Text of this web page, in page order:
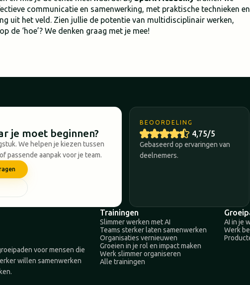
communicatie en samenwerking, met praktische technieken en
uit het veld. Zien jullie de potentie van multidisciplinair werken,
de ‘hoe’? We denken graag met je mee!
je moet beginnen?
We helpen je kiezen tussen
passende aanpak voor je team.
BEOORDELING
4,75/5
Gebaseerd op ervaringen van
deelnemers.
voor mensen die
willen samenwerken
Trainingen
Slimmer werken met AI
Teams sterker laten samenwerken
Organisaties vernieuwen
Groeien in je rol en impact maken
Werk slimmer organiseren
Alle trainingen
AI in je
Werk